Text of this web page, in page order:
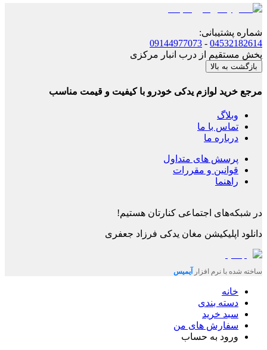
شماره پشتیبانی:
04532182614
-
09144977073
پخش مستقیم از درب انبار مرکزی
بازگشت به بالا
مرجع خرید لوازم یدکی خودرو با کیفیت و قیمت مناسب
وبلاگ
تماس با ما
درباره ما
پرسش های متداول
قوانین و مقررات
راهنما
در شبکه‌های اجتماعی کنارتان هستیم!
دانلود اپلیکیشن مغان یدکی فرزاد جعفری
ساخته شده با نرم افزار آیمیس
خانه
دسته بندی
سبد خرید
سفارش های من
ورود به حساب